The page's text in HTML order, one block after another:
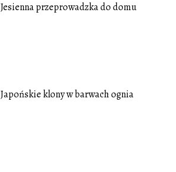
Jesienna przeprowadzka do domu
Japońskie klony w barwach ognia